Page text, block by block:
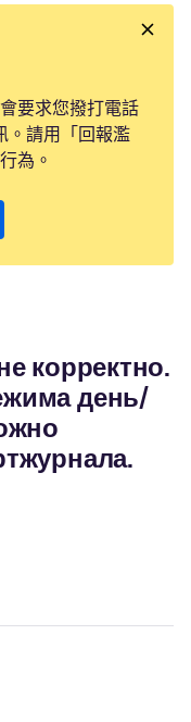
要求您撥打電話
。請用「回報濫
為。
корректно.
день/